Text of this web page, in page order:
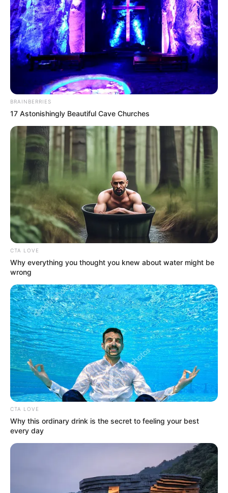
bySzerző • June 18, 2025
Felhőszakadás, jégeső: a meteorológia riasztást
adott ki Pest megyére is
A nyári időjárás mellett heves zivatarok, jégeső és
felhőszakadás is veszélyt jelenthet kedden, ezért az
Országos Meteorológiai Szolgálat hat megyére
figyelmeztetést adott ki. A riasztás Pest megyét is
érinti, különösen a Dunakanyar térségében lehet
Jégeső is jöhet a felhőszakadásokkal: hat megyére
BRAINBERRIES
17 Astonishingly Beautiful Cave Churches
CTA LOVE
Why everything you thought you knew about water might be
wrong
CTA LOVE
Why this ordinary drink is the secret to feeling your best
every day